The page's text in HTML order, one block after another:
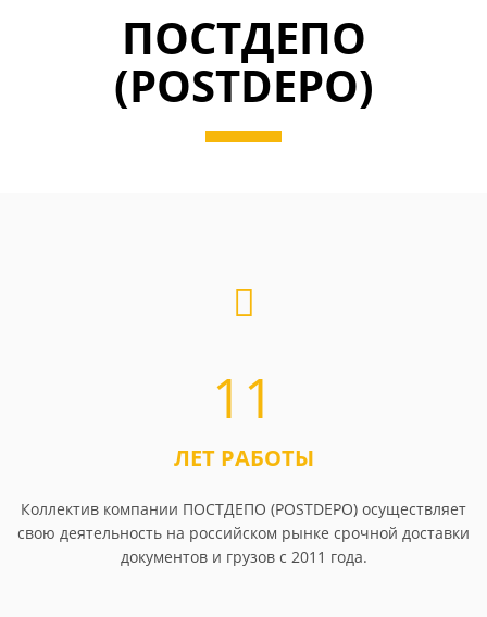
ПОСТДЕПО
(POSTDEPO)
11
ЛЕТ РАБОТЫ
Коллектив компании ПОСТДЕПО (POSTDEPO) осуществляет
свою деятельность на российском рынке срочной доставки
документов и грузов с 2011 года.